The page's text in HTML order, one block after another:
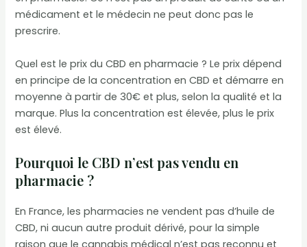
médicament et le médecin ne peut donc pas le
prescrire.
Quel est le prix du CBD en pharmacie ? Le prix dépend
en principe de la concentration en CBD et démarre en
moyenne à partir de 30€ et plus, selon la qualité et la
marque. Plus la concentration est élevée, plus le prix
est élevé.
Pourquoi le CBD n’est pas vendu en
pharmacie ?
En France, les pharmacies ne vendent pas d’huile de
CBD, ni aucun autre produit dérivé, pour la simple
raison que le cannabis médical n’est pas reconnu et